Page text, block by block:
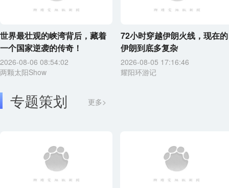
世界最壮观的峡湾背后，藏着
一个国家逆袭的传奇！
2026-08-06 08:54:02
两颗太阳Show
72小时穿越伊朗火线，现在的
伊朗到底多复杂
2026-08-05 17:16:46
耀阳环游记
专题策划 更多>